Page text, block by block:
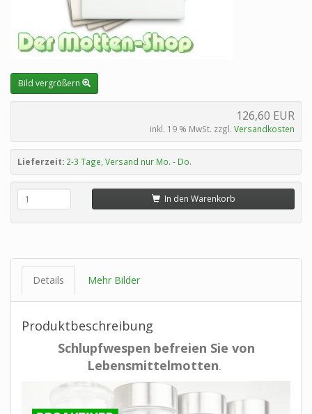
Bild vergrößern
126,60 EUR
inkl. 19 % MwSt. zzgl. Versandkosten
Lieferzeit: 2-3 Tage, Versand nur Mo. - Do.
In den Warenkorb
Details Mehr Bilder
Produktbeschreibung
Schlupfwespen befreien Sie von
Lebensmittelmotten.